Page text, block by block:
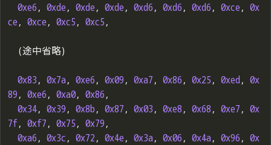
0xe6, 0xde, 0xde, 0xde, 0xd6, 0xd6, 0xd6, 0xce, 0x
ce, 0xce, 0xc5, 0xc5,
0x83, 0x7a, 0xe6, 0x09, 0xa7, 0x86, 0x25, 0xed, 0x
89, 0xe6, 0xa0, 0x86,
0x34, 0x39, 0x8b, 0x87, 0x03, 0xe8, 0x68, 0xe7, 0x
7f, 0xf7, 0x75, 0x79,
0xa6, 0x3c, 0x72, 0x4e, 0x3a, 0x06, 0x4a, 0x96, 0x